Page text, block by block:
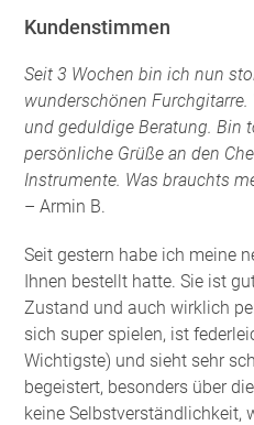
Kundenstimmen
Seit 3 Wochen bin ich nun
wunderschönen
und geduldige Beratung. Bin
persönliche Grüße an den
Instrumente. Was brauchts
– Armin B.
Seit gestern habe ich meine
Ihnen bestellt hatte. Sie ist
Zustand und auch wirklich
sich super spielen, ist
Wichtigste) und sieht sehr
begeistert, besonders über
keine Selbstverständlichkeit,